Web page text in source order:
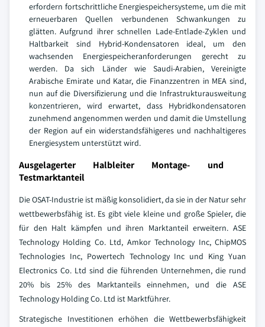
erfordern fortschrittliche Energiespeichersysteme, um die mit
erneuerbaren Quellen verbundenen Schwankungen zu
glätten. Aufgrund ihrer schnellen Lade-Entlade-Zyklen und
Haltbarkeit sind Hybrid-Kondensatoren ideal, um den
wachsenden Energiespeicheranforderungen gerecht zu
werden. Da sich Länder wie Saudi-Arabien, Vereinigte
Arabische Emirate und Katar, die Finanzzentren in MEA sind,
nun auf die Diversifizierung und die Infrastrukturausweitung
konzentrieren, wird erwartet, dass Hybridkondensatoren
zunehmend angenommen werden und damit die Umstellung
der Region auf ein widerstandsfähigeres und nachhaltigeres
Energiesystem unterstützt wird.
Ausgelagerter Halbleiter Montage- und
Testmarktanteil
Die OSAT-Industrie ist mäßig konsolidiert, da sie in der Natur sehr
wettbewerbsfähig ist. Es gibt viele kleine und große Spieler, die
für den Halt kämpfen und ihren Marktanteil erweitern. ASE
Technology Holding Co. Ltd, Amkor Technology Inc, ChipMOS
Technologies Inc, Powertech Technology Inc und King Yuan
Electronics Co. Ltd sind die führenden Unternehmen, die rund
20% bis 25% des Marktanteils einnehmen, und die ASE
Technology Holding Co. Ltd ist Marktführer.
Strategische Investitionen erhöhen die Wettbewerbsfähigkeit